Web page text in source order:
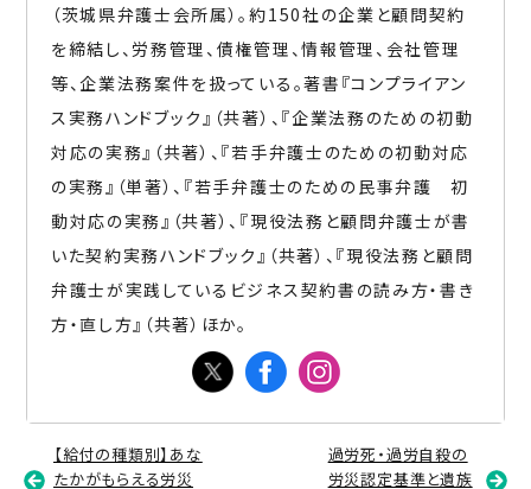
（茨城県弁護士会所属）。約150社の企業と顧問契約
を締結し、労務管理、債権管理、情報管理、会社管理
等、企業法務案件を扱っている。著書『コンプライアン
ス実務ハンドブック』（共著）、『企業法務のための初動
対応の実務』（共著）、『若手弁護士のための初動対応
の実務』（単著）、『若手弁護士のための民事弁護 初
動対応の実務』（共著）、『現役法務と顧問弁護士が書
いた契約実務ハンドブック』（共著）、『現役法務と顧問
弁護士が実践しているビジネス契約書の読み方・書き
方・直し方』（共著）ほか。
【給付の種類別】あな
たかがもらえる労災
過労死・過労自殺の
労災認定基準と遺族